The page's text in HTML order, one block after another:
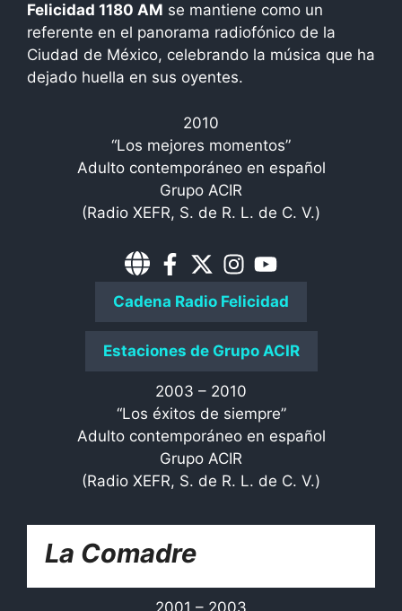
Felicidad 1180 AM se mantiene como un
referente en el panorama radiofónico de la
Ciudad de México, celebrando la música que ha
dejado huella en sus oyentes.
2010
“Los mejores momentos”
Adulto contemporáneo en español
Grupo ACIR
(Radio XEFR, S. de R. L. de C. V.)
Cadena Radio Felicidad
Estaciones de Grupo ACIR
2003 – 2010
“Los éxitos de siempre”
Adulto contemporáneo en español
Grupo ACIR
(Radio XEFR, S. de R. L. de C. V.)
La Comadre
2001 – 2003